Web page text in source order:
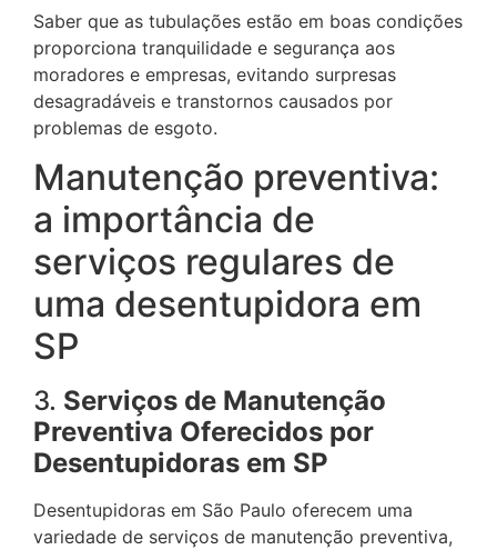
Saber que as tubulações estão em boas condições
proporciona tranquilidade e segurança aos
moradores e empresas, evitando surpresas
desagradáveis e transtornos causados por
problemas de esgoto.
Manutenção preventiva:
a importância de
serviços regulares de
uma desentupidora em
SP
3. Serviços de Manutenção
Preventiva Oferecidos por
Desentupidoras em SP
Desentupidoras em São Paulo oferecem uma
variedade de serviços de manutenção preventiva,